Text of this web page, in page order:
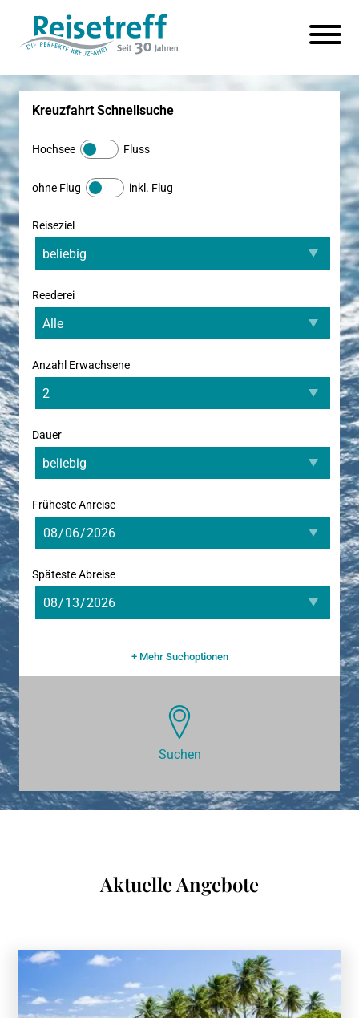
Kreuzfahrt Schnellsuche
Hochsee Fluss
ohne Flug inkl. Flug
Reiseziel
Reederei
Anzahl Erwachsene
Dauer
Früheste Anreise
Späteste Abreise
+ Mehr Suchoptionen
Suchen
Aktuelle Angebote